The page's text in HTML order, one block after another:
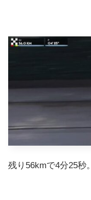
残り56kmで4分25秒。